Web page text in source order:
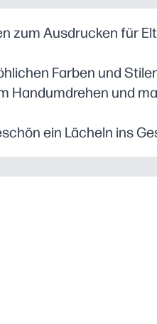
zum Ausdrucken für
Farben und
Handumdrehen und
ein Lächeln ins